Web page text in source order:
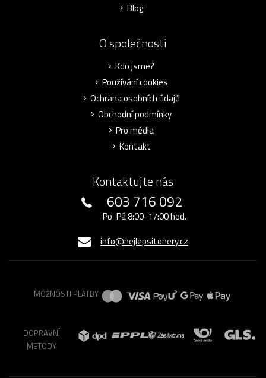
Blog
O společnosti
Kdo jsme?
Používání cookies
Ochrana osobních údajů
Obchodní podmínky
Pro média
Kontakt
Kontaktujte nás
603 716 092
Po-Pá 8:00-17:00 hod.
info@nejlepsitonery.cz
MOŽNOSTI PLATBY
DOPRAVNÍ
METODY